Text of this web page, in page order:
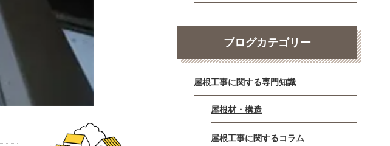
ブログカテゴリー
屋根工事に関する専門知識
屋根材・構造
屋根工事に関するコラム